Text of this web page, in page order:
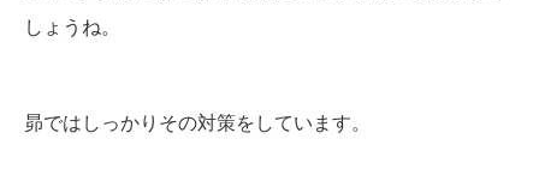
しょうね。
昴ではしっかりその対策をしています。